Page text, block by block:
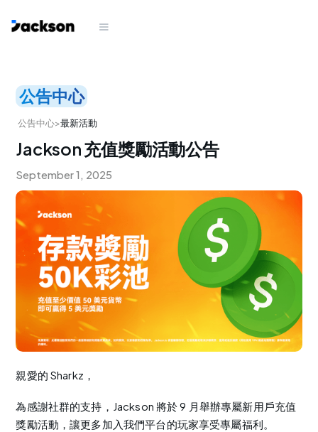
公告中心
公告中心>最新活動
Jackson 充值獎勵活動公告
September 1, 2025
親愛的 Sharkz，
為感謝社群的支持，Jackson 將於 9 月舉辦專屬新用戶充值
獎勵活動，讓更多加入我們平台的玩家享受專屬福利。